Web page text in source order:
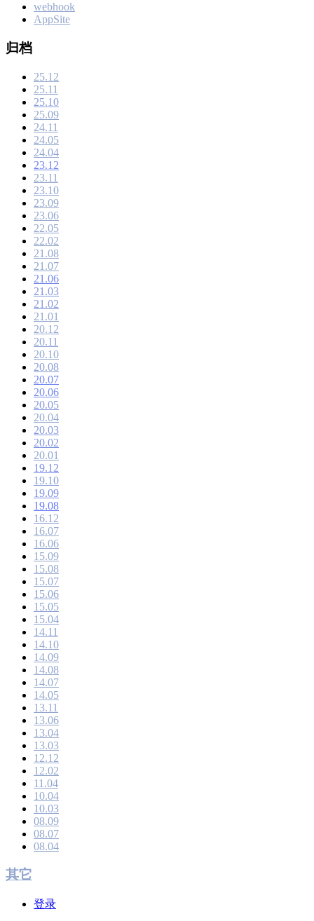
webhook
AppSite
归档
25.12
25.11
25.10
25.09
24.11
24.05
24.04
23.12
23.11
23.10
23.09
23.06
22.05
22.02
21.08
21.07
21.06
21.03
21.02
21.01
20.12
20.11
20.10
20.08
20.07
20.06
20.05
20.04
20.03
20.02
20.01
19.12
19.10
19.09
19.08
16.12
16.07
16.06
15.09
15.08
15.07
15.06
15.05
15.04
14.11
14.10
14.09
14.08
14.07
14.05
13.11
13.06
13.04
13.03
12.12
12.02
11.04
10.04
10.03
08.09
08.07
08.04
其它
登录